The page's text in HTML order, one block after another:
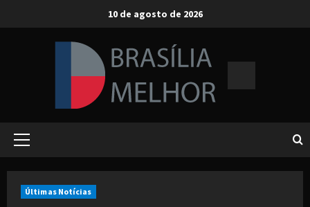
10 de agosto de 2026
Primary
Últimas Notícias